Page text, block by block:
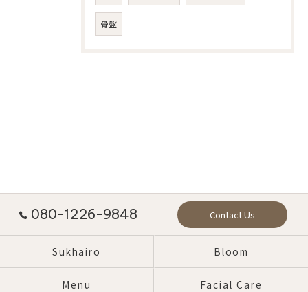
骨盤
080-1226-9848 Contact Us
Sukhairo Bloom
Menu Facial Care